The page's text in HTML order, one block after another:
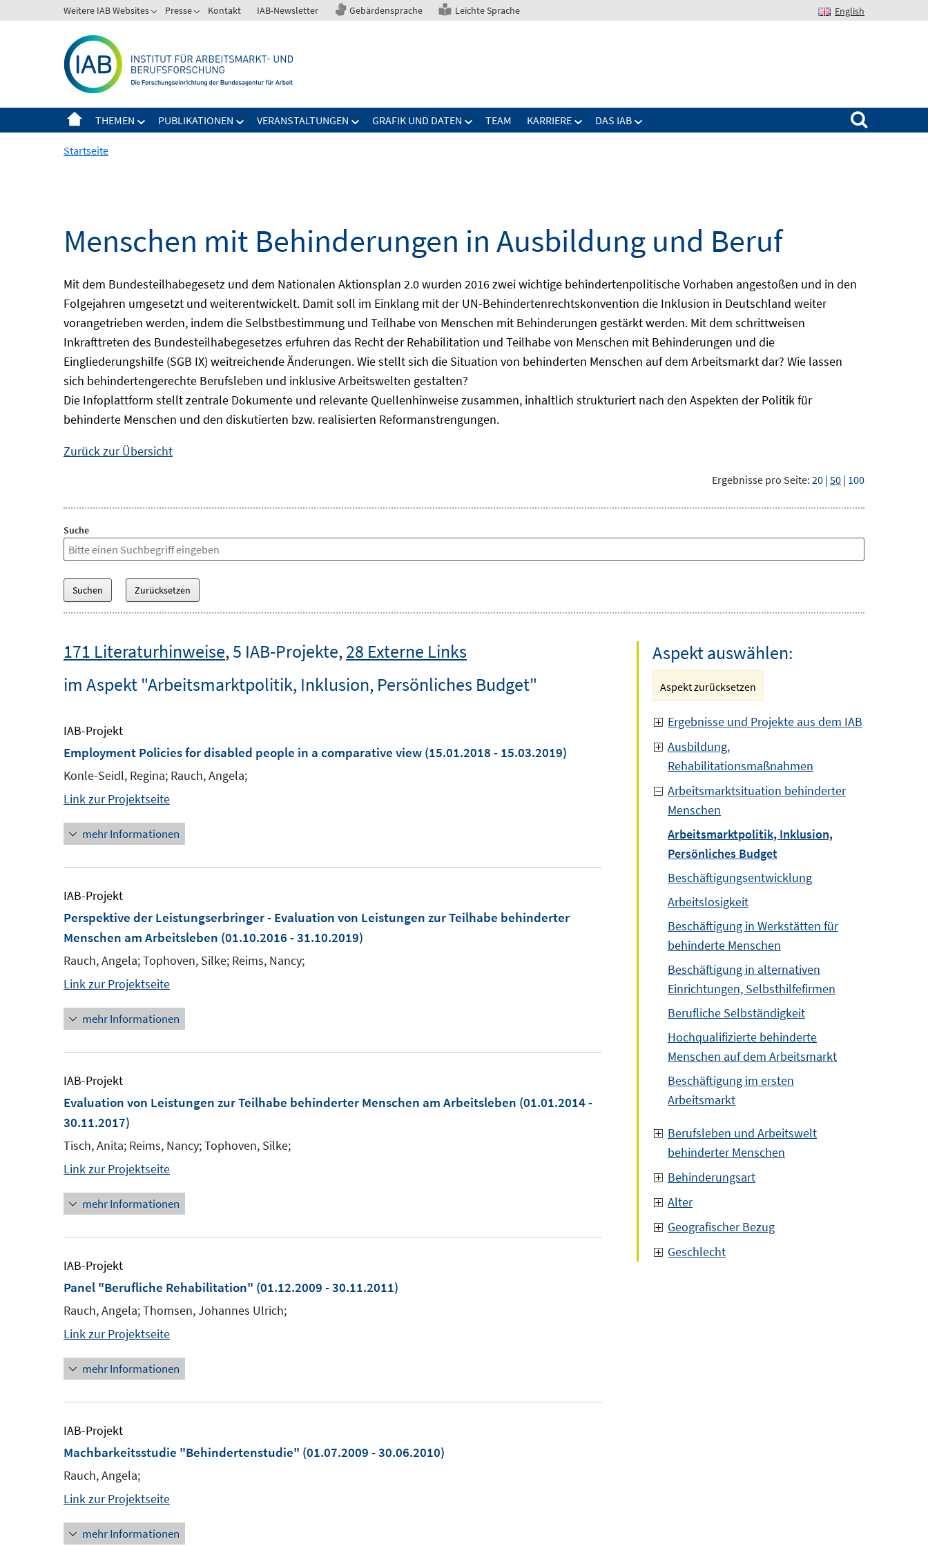
zum
Weitere IAB Websites Presse Kontakt IAB-Newsletter Gebärdensprache Leichte Sprache English
THEMEN PUBLIKATIONEN VERANSTALTUNGEN GRAFIK UND DATEN TEAM KARRIERE DAS IAB
Suchen nach:
Startseite
Menschen mit Behinderungen in Ausbildung und Beruf
Mit dem Bundesteilhabegesetz und dem Nationalen Aktionsplan 2.0 wurden 2016 zwei wichtige behindertenpolitische Vorhaben angestoßen und in den
Folgejahren umgesetzt und weiterentwickelt. Damit soll im Einklang mit der UN-Behindertenrechtskonvention die Inklusion in Deutschland weiter
vorangetrieben werden, indem die Selbstbestimmung und Teilhabe von Menschen mit Behinderungen gestärkt werden. Mit dem schrittweisen
Inkrafttreten des Bundesteilhabegesetzes erfuhren das Recht der Rehabilitation und Teilhabe von Menschen mit Behinderungen und die
Eingliederungshilfe (SGB IX) weitreichende Änderungen. Wie stellt sich die Situation von behinderten Menschen auf dem Arbeitsmarkt dar? Wie lassen
sich behindertengerechte Berufsleben und inklusive Arbeitswelten gestalten?
Die Infoplattform stellt zentrale Dokumente und relevante Quellenhinweise zusammen, inhaltlich strukturiert nach den Aspekten der Politik für
behinderte Menschen und den diskutierten bzw. realisierten Reformanstrengungen.
Zurück zur Übersicht
Ergebnisse pro Seite: 20 | 50 | 100
Suche
171 Literaturhinweise,5 IAB-Projekte,28 Externe Links
im Aspekt "Arbeitsmarktpolitik, Inklusion, Persönliches Budget"
IAB-Projekt
Employment Policies for disabled people in a comparative view (15.01.2018 - 15.03.2019)
Konle-Seidl, Regina; Rauch, Angela;
Link zur Projektseite
mehr Informationen
IAB-Projekt
Perspektive der Leistungserbringer - Evaluation von Leistungen zur Teilhabe behinderter
Menschen am Arbeitsleben (01.10.2016 - 31.10.2019)
Rauch, Angela; Tophoven, Silke; Reims, Nancy;
Link zur Projektseite
mehr Informationen
IAB-Projekt
Evaluation von Leistungen zur Teilhabe behinderter Menschen am Arbeitsleben (01.01.2014 -
30.11.2017)
Tisch, Anita; Reims, Nancy; Tophoven, Silke;
Link zur Projektseite
mehr Informationen
IAB-Projekt
Panel "Berufliche Rehabilitation" (01.12.2009 - 30.11.2011)
Rauch, Angela; Thomsen, Johannes Ulrich;
Link zur Projektseite
mehr Informationen
IAB-Projekt
Machbarkeitsstudie "Behindertenstudie" (01.07.2009 - 30.06.2010)
Rauch, Angela;
Link zur Projektseite
mehr Informationen
Aspekt auswählen:
Aspekt zurücksetzen
Ergebnisse und Projekte aus dem IAB
Ausbildung,
Rehabilitationsmaßnahmen
Arbeitsmarktsituation behinderter
Menschen
Arbeitsmarktpolitik, Inklusion,
Persönliches Budget
Beschäftigungsentwicklung
Arbeitslosigkeit
Beschäftigung in Werkstätten für
behinderte Menschen
Beschäftigung in alternativen
Einrichtungen, Selbsthilfefirmen
Berufliche Selbständigkeit
Hochqualifizierte behinderte
Menschen auf dem Arbeitsmarkt
Beschäftigung im ersten
Arbeitsmarkt
Berufsleben und Arbeitswelt
behinderter Menschen
Behinderungsart
Alter
Geografischer Bezug
Geschlecht